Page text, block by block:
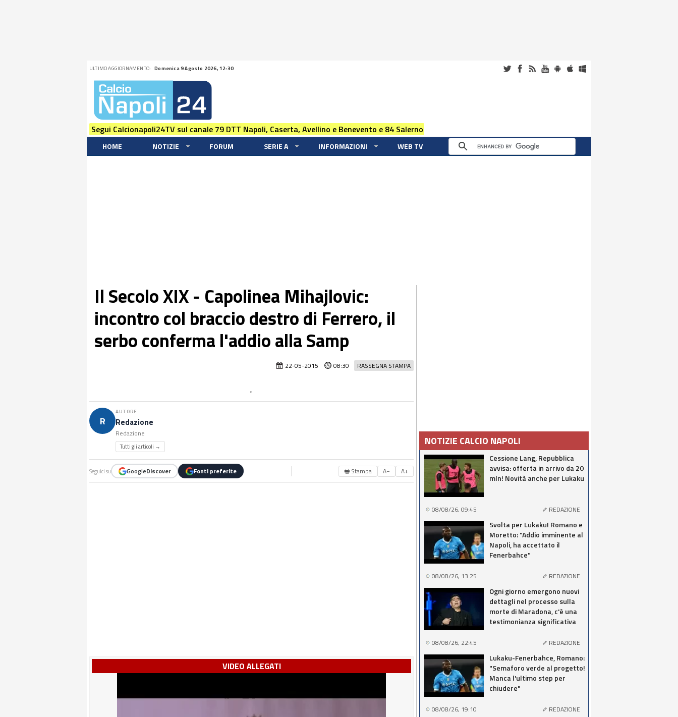
ULTIMO AGGIORNAMENTO: Domenica 9 Agosto 2026, 12:30
Segui Calcionapoli24TV sul canale 79 DTT Napoli, Caserta, Avellino e Benevento e 84 Salerno
HOME NOTIZIE FORUM SERIE A INFORMAZIONI WEB TV
Il Secolo XIX - Capolinea Mihajlovic:
incontro col braccio destro di Ferrero, il
serbo conferma l'addio alla Samp
RASSEGNA STAMPA
22-05-2015 08:30
R
AUTORE
Redazione
Redazione
Tutti gli articoli →
Seguici su GoogleDiscover Fonti preferite 🖶 Stampa A− A+
VIDEO ALLEGATI
NOTIZIE CALCIO NAPOLI
Cessione Lang, Repubblica
avvisa: offerta in arrivo da 20
mln! Novità anche per Lukaku
08/08/26, 09:45 REDAZIONE
Svolta per Lukaku! Romano e
Moretto: "Addio imminente al
Napoli, ha accettato il
Fenerbahce"
08/08/26, 13:25 REDAZIONE
Ogni giorno emergono nuovi
dettagli nel processo sulla
morte di Maradona, c'è una
testimonianza significativa
08/08/26, 22:45 REDAZIONE
Lukaku-Fenerbahce, Romano:
"Semaforo verde al progetto!
Manca l'ultimo step per
chiudere"
08/08/26, 19:10 REDAZIONE